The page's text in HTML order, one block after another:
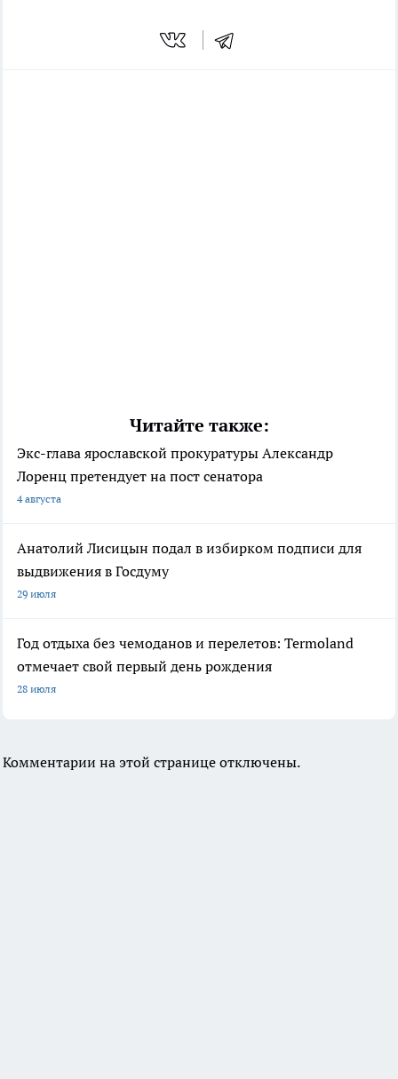
Читайте также:
Экс-глава ярославской прокуратуры Александр
Лоренц претендует на пост сенатора
4 августа
Анатолий Лисицын подал в избирком подписи для
выдвижения в Госдуму
29 июля
Год отдыха без чемоданов и перелетов: Termoland
отмечает свой первый день рождения
28 июля
Комментарии на этой странице отключены.